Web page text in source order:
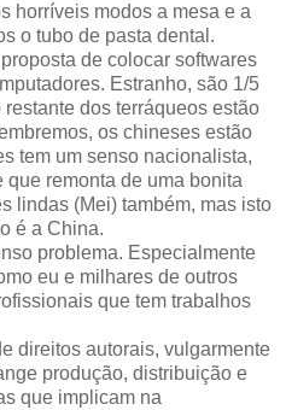
horríveis modos a mesa e a
o tubo de pasta dental.
de colocar softwares
Estranho, são 1/5
dos terráqueos estão
os chineses estão
tem um senso nacionalista,
que remonta de uma bonita
lindas (Mei) também, mas isto
é a China.
problema. Especialmente
eu e milhares de outros
que tem trabalhos
direitos autorais, vulgarmente
produção, distribuição e
que implicam na